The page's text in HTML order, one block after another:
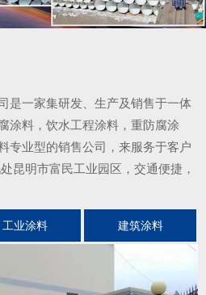
是一家集研发、生产及销售于一体
涂料，饮水工程涂料，重防腐涂
专业型的销售公司，来服务于客户
昆明市富民工业园区，交通便捷，
工业涂料 建筑涂料